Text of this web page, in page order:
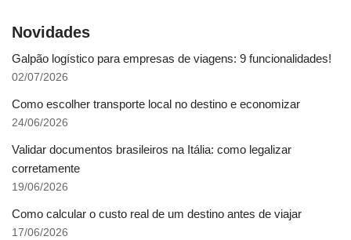
Novidades
Galpão logístico para empresas de viagens: 9 funcionalidades!
02/07/2026
Como escolher transporte local no destino e economizar
24/06/2026
Validar documentos brasileiros na Itália: como legalizar
corretamente
19/06/2026
Como calcular o custo real de um destino antes de viajar
17/06/2026